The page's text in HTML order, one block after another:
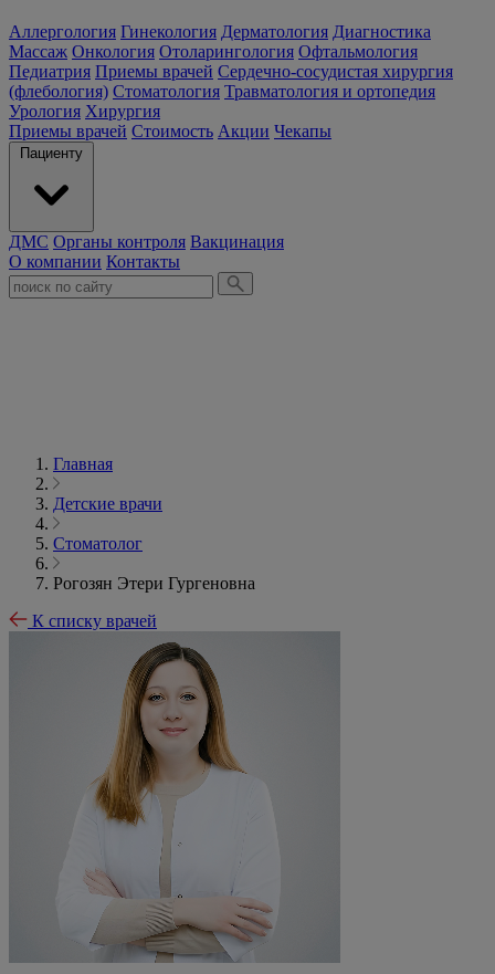
Аллергология Гинекология Дерматология Диагностика
Массаж Онкология Отоларингология Офтальмология
Педиатрия Приемы врачей Сердечно-сосудистая хирургия
(флебология) Стоматология Травматология и ортопедия
Урология Хирургия
Приемы врачей Стоимость Акции Чекапы
Пациенту
ДМС Органы контроля Вакцинация
О компании Контакты
Главная
Детские врачи
Стоматолог
Рогозян Этери Гургеновна
К списку врачей